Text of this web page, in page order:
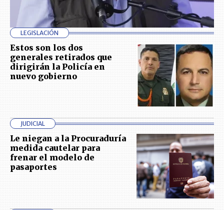
LEGISLACIÓN
Estos son los dos
generales retirados que
dirigirán la Policía en
nuevo gobierno
JUDICIAL
Le niegan a la Procuraduría
medida cautelar para
frenar el modelo de
pasaportes